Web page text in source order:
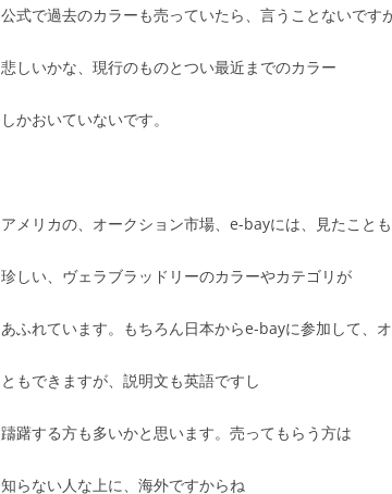
公式で過去のカラーも売っていたら、言うことないです
悲しいかな、現行のものとつい最近までのカラー
しかおいていないです。
アメリカの、オークション市場、e-bayには、見たこと
珍しい、ヴェラブラッドリーのカラーやカテゴリが
あふれています。もちろん日本からe-bayに参加して、
ともできますが、説明文も英語ですし
躊躇する方も多いかと思います。売ってもらう方は
知らない人な上に、海外ですからね